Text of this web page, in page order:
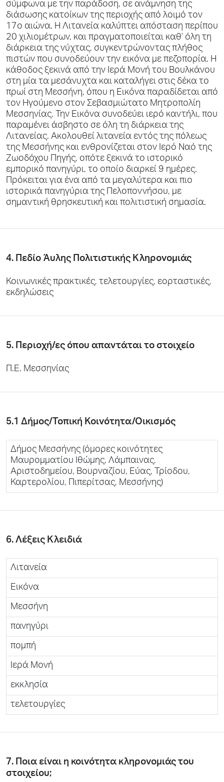
σύμφωνα με την παράδοση, σε ανάμνηση της
διάσωσης κατοίκων της περιοχής από λοιμό τον
17ο αιώνα. Η Λιτανεία καλύπτει απόσταση περίπου
20 χιλιομέτρων, και πραγματοποιείται καθ’ όλη τη
διάρκεια της νύχτας, συγκεντρώνοντας πλήθος
πιστών που συνοδεύουν την εικόνα με πεζοπορία. Η
κάθοδος ξεκινά από την Ιερά Μονή του Βουλκάνου
στη μία τα μεσάνυχτα και καταλήγει στις δέκα το
πρωί στη Μεσσήνη, όπου η Εικόνα παραδίδεται από
τον Ηγούμενο στον Σεβασμιώτατο Μητροπολίη
Μεσσηνίας. Την Εικόνα συνοδεύει ιερό καντήλι, που
παραμένει άσβηστο σε όλη τη διάρκεια της
Λιτανείας. Ακολουθεί λιτανεία εντός της πόλεως
της Μεσσήνης και ενθρονίζεται στον Ιερό Ναό της
Ζωοδόχου Πηγής, οπότε ξεκινά το ιστορικό
εμπορικό πανηγύρι, το οποίο διαρκεί 9 ημέρες.
Πρόκειται για ένα από τα μεγαλύτερα και πιο
ιστορικά πανηγύρια της Πελοποννήσου, με
σημαντική θρησκευτική και πολιτιστική σημασία.
4. Πεδίο Άυλης Πολιτιστικής Κληρονομιάς
Κοινωνικές πρακτικές, τελετουργίες, εορταστικές,
εκδηλώσεις
5. Περιοχή/ες όπου απαντάται το στοιχείο
Π.Ε. Μεσσηνίας
5.1 Δήμος/Τοπική Κοινότητα/Οικισμός
Δήμος Μεσσήνης (όμορες κοινότητες
Μαυρομματίου Ιθώμης, Λάμπαινας,
Αριστοδημείου, Βουρναζίου, Εύας, Τρίοδου,
Καρτερολίου, Πιπερίτσας, Μεσσήνης)
6. Λέξεις Κλειδιά
Λιτανεία
Εικόνα
Μεσσήνη
πανηγύρι
πομπή
Ιερά Μονή
εκκλησία
τελετουργίες
7. Ποια είναι η κοινότητα κληρονομιάς του
στοιχείου;